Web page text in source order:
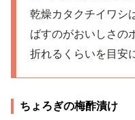
乾燥カタクチイワシ
ばすのがおいしさの
折れるくらいを目安
ちょろぎの梅酢漬け